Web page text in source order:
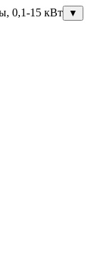
0,1-15 кВт
▼